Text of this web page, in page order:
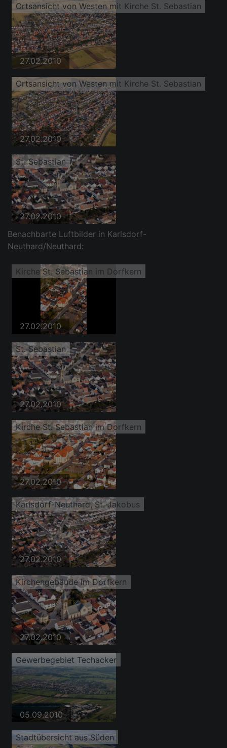
Ortsansicht von Westen mit Kirche St. Sebastian
27.02.2010
Ortsansicht von Westen mit Kirche St. Sebastian
27.02.2010
St. Sebastian
27.02.2010
Benachbarte Luftbilder in Karlsdorf-
Neuthard/Neuthard:
Kirche St. Sebastian im Dorfkern
27.02.2010
St. Sebastian
27.02.2010
Kirche St. Sebastian im Dorfkern
27.02.2010
Karlsdorf-Neuthard, St. Jakobus
27.02.2010
Kirchengebäude im Dorfkern
27.02.2010
Gewerbegebiet Techacker
05.09.2010
Stadtübersicht aus Süden